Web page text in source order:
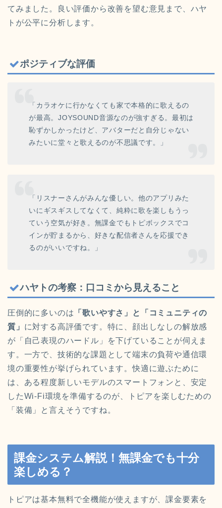
てみました。良い評価から改善を望む意見まで、ハヤ
トが公平に分析します。
ポジティブな評価
「カラオケに行かなくても家で本格的に歌えるの
が最高。JOYSOUND音源なのが強すぎる。最初は
恥ずかしかったけど、アバターだと自分じゃない
みたいに堂々と歌えるのが不思議です。」
「リスナーさんがみんな優しい。他のアプリみた
いにギスギスしてなくて、純粋に歌を楽しもうっ
ていう空気が好き。無課金でもトピボックスでコ
インが貯まるから、好きな配信者さんを応援でき
るのがいいですね。」
ハヤトの考察：口コミから見えること
圧倒的に多いのは 「歌いやすさ」と「コミュニティの
質」 に対する高評価です。特に、顔出しなしの解放感
が「自己表現のハードル」を下げていることが伺えま
す。一方で、技術的な課題として端末の負荷や通信環
境の重要性が挙げられています。快適に遊ぶために
は、ある程度新しいモデルのスマートフォンと、安定
したWi-Fi環境を準備するのが、トピアを楽しむための
「装備」と言えそうですね。
課金システム解説！無課金でも十分
楽しめる？
トピアは基本無料で全機能が使えますが、課金要素を